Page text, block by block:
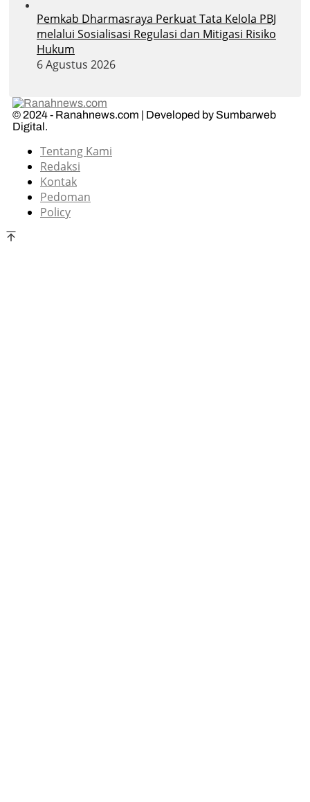
Pemkab Dharmasraya Perkuat Tata Kelola PBJ
melalui Sosialisasi Regulasi dan Mitigasi Risiko
Hukum
6 Agustus 2026
© 2024 - Ranahnews.com | Developed by Sumbarweb
Digital.
Tentang Kami
Redaksi
Kontak
Pedoman
Policy